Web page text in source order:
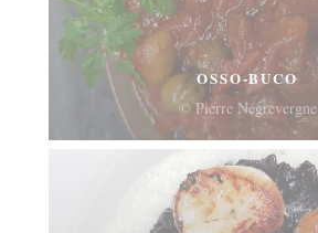
OSSO-BUCO
© Pierre Négrevergne